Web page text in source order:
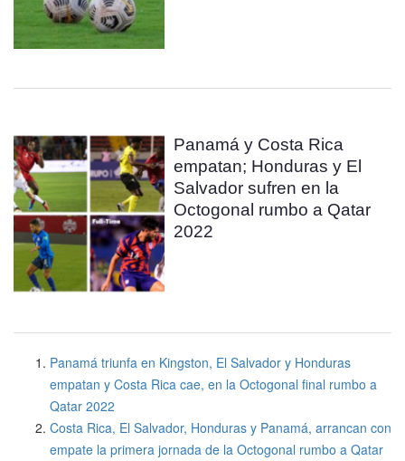
Panamá y Costa Rica
empatan; Honduras y El
Salvador sufren en la
Octogonal rumbo a Qatar
2022
Panamá triunfa en Kingston, El Salvador y Honduras
empatan y Costa Rica cae, en la Octogonal final rumbo a
Qatar 2022
Costa Rica, El Salvador, Honduras y Panamá, arrancan con
empate la primera jornada de la Octogonal rumbo a Qatar